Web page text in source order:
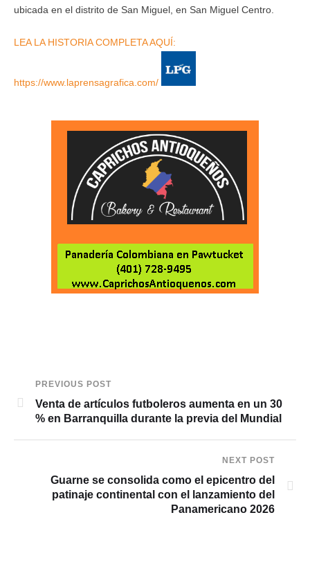
ubicada en el distrito de San Miguel, en San Miguel Centro.
LEA LA HISTORIA COMPLETA AQUÍ:
https://www.laprensagrafica.com/
PREVIOUS POST
Venta de artículos futboleros aumenta en un 30
% en Barranquilla durante la previa del Mundial
NEXT POST
Guarne se consolida como el epicentro del
patinaje continental con el lanzamiento del
Panamericano 2026